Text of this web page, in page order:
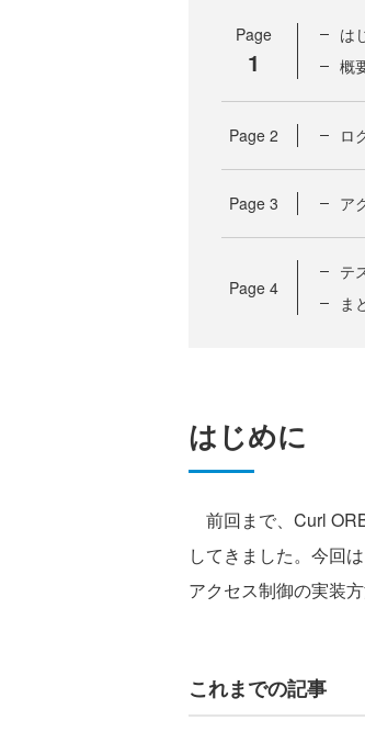
Page
1
は
概
Page 2 ロ
Page 3 ア
Page 4
テ
ま
はじめに
前回まで、Curl
してきました。今回
アクセス制御の実装
これまでの記事